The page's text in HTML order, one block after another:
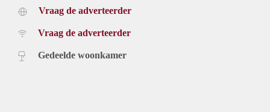
Vraag de adverteerder
Vraag de adverteerder
Gedeelde woonkamer